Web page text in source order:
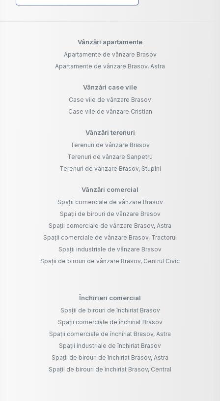
Vânzări apartamente
Apartamente de vânzare Brasov
Apartamente de vânzare Brasov, Astra
Vânzări case vile
Case vile de vânzare Brasov
Case vile de vânzare Cristian
Vânzări terenuri
Terenuri de vânzare Brasov
Terenuri de vânzare Sanpetru
Terenuri de vânzare Brasov, Stupini
Vânzări comercial
Spații comerciale de vânzare Brasov
Spații de birouri de vânzare Brasov
Spații comerciale de vânzare Brasov, Astra
Spații comerciale de vânzare Brasov, Tractorul
Spații industriale de vânzare Brasov
Spații de birouri de vânzare Brasov, Centrul Civic
Închirieri comercial
Spații de birouri de închiriat Brasov
Spații comerciale de închiriat Brasov
Spații comerciale de închiriat Brasov, Astra
Spații industriale de închiriat Brasov
Spații de birouri de închiriat Brasov, Astra
Spații de birouri de închiriat Brasov, Central